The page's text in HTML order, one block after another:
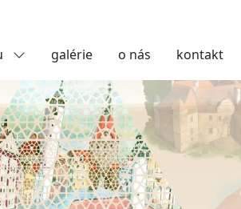
galérie o nás kontakt